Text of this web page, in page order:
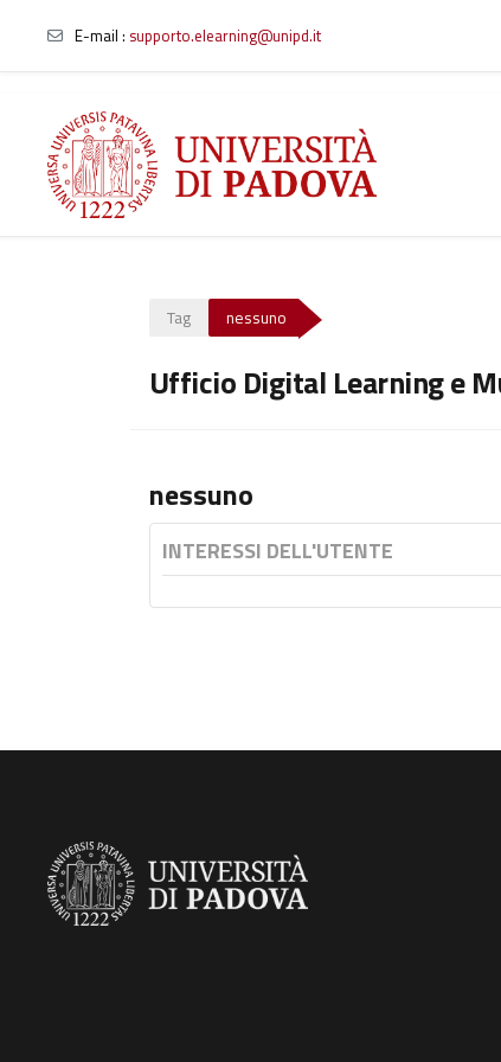
Vai al contenuto principale
E-mail : supporto.elearning@unipd.it
Tag nessuno
Ufficio Digital Learning e
nessuno
INTERESSI DELL'UTENTE